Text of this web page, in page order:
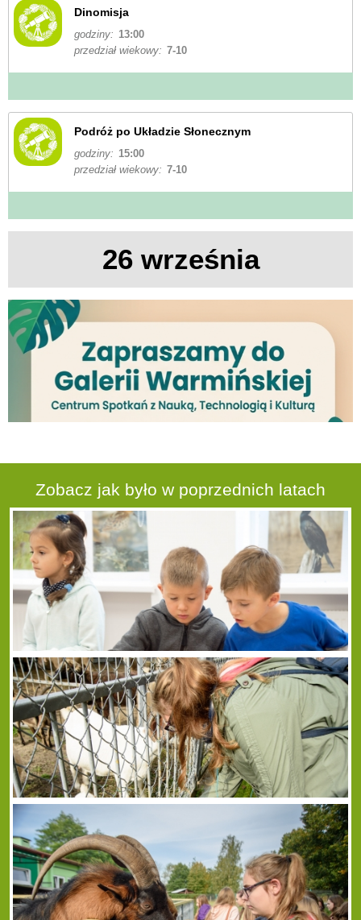
Dinomisja
godziny: 13:00
przedział wiekowy: 7-10
Podróż po Układzie Słonecznym
godziny: 15:00
przedział wiekowy: 7-10
26 września
Zobacz jak było w poprzednich latach